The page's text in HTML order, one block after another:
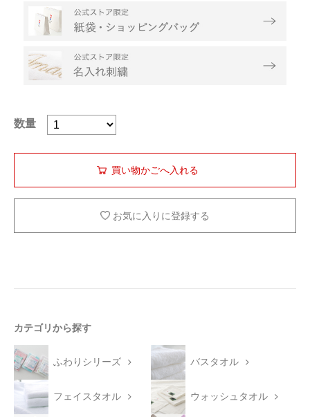
数量
お気に入りに登録する
カテゴリから探す
ふわりシリーズ バスタオル
フェイスタオル ウォッシュタオル